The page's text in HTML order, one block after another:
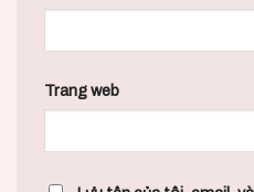
Trang web